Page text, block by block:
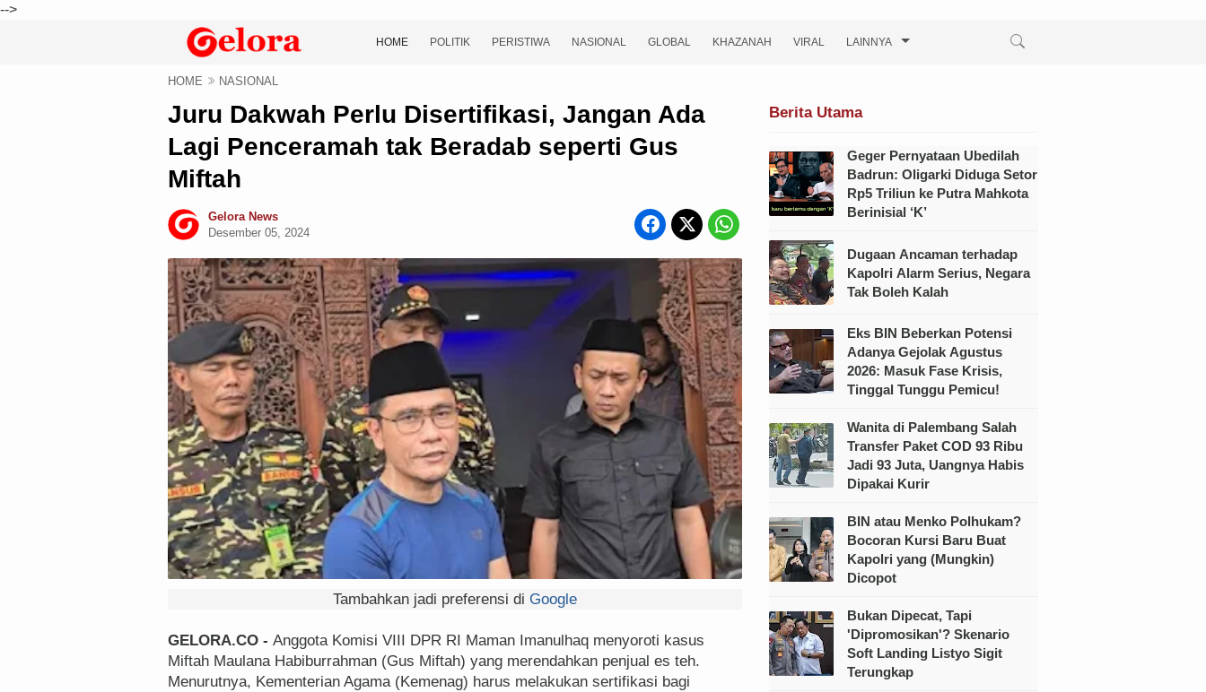
-->
HOME POLITIK PERISTIWA NASIONAL GLOBAL KHAZANAH VIRAL LAINNYA
HOME NASIONAL
Juru Dakwah Perlu Disertifikasi, Jangan Ada
Lagi Penceramah tak Beradab seperti Gus
Miftah
Gelora News
Desember 05, 2024
Tambahkan jadi preferensi di Google
GELORA.CO - Anggota Komisi VIII DPR RI Maman Imanulhaq menyoroti kasus
Miftah Maulana Habiburrahman (Gus Miftah) yang merendahkan penjual es teh.
Menurutnya, Kementerian Agama (Kemenag) harus melakukan sertifikasi bagi
Berita Utama
Geger Pernyataan Ubedilah
Badrun: Oligarki Diduga Setor
Rp5 Triliun ke Putra Mahkota
Berinisial ‘K’
Dugaan Ancaman terhadap
Kapolri Alarm Serius, Negara
Tak Boleh Kalah
Eks BIN Beberkan Potensi
Adanya Gejolak Agustus
2026: Masuk Fase Krisis,
Tinggal Tunggu Pemicu!
Wanita di Palembang Salah
Transfer Paket COD 93 Ribu
Jadi 93 Juta, Uangnya Habis
Dipakai Kurir
BIN atau Menko Polhukam?
Bocoran Kursi Baru Buat
Kapolri yang (Mungkin)
Dicopot
Bukan Dipecat, Tapi
'Dipromosikan'? Skenario
Soft Landing Listyo Sigit
Terungkap